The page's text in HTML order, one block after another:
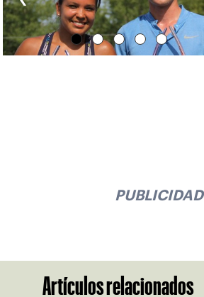
PUBLICIDAD
Artículos relacionados